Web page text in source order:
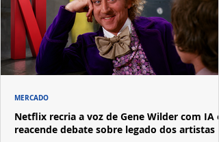
Netflix recria a voz de Gene Wilder com IA e
reacende debate sobre legado dos artistas
MERCADO